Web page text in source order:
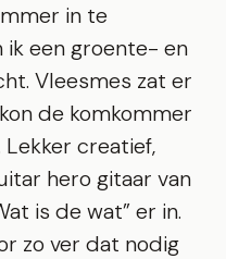
in te
ik een groente- en
Vleesmes zat er
de komkommer
creatief,
hero gitaar van
is de wat” er in.
zo ver dat nodig